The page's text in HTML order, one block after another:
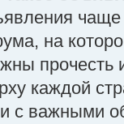
на
прочесть
каждой
и с важными